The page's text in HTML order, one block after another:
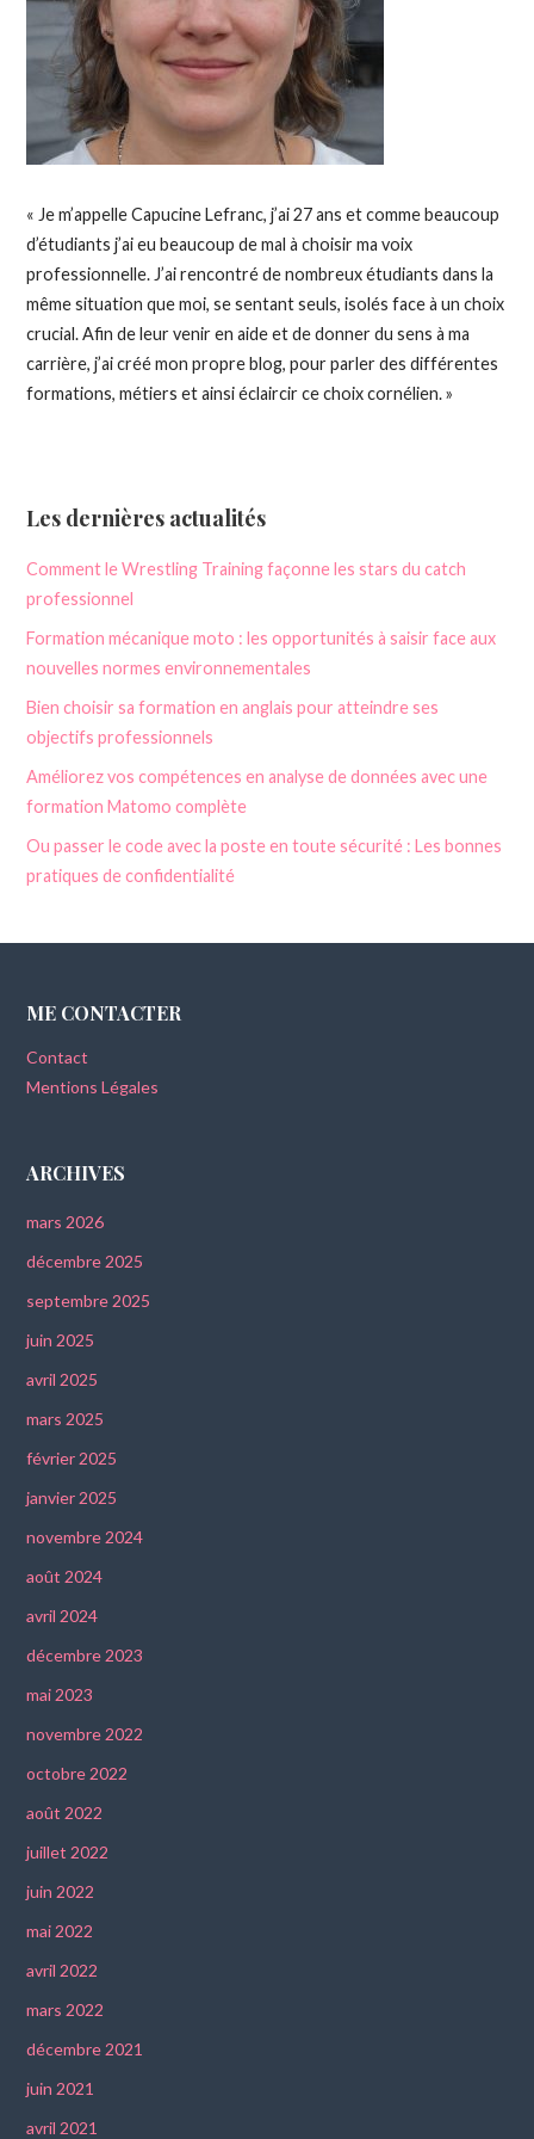
« Je m’appelle Capucine Lefranc, j’ai 27 ans et comme beaucoup
d’étudiants j’ai eu beaucoup de mal à choisir ma voix
professionnelle. J’ai rencontré de nombreux étudiants dans la
même situation que moi, se sentant seuls, isolés face à un choix
crucial.Afin de leur venir en aide et de donner du sens à ma
carrière, j’ai créé mon propre blog, pour parler des différentes
formations, métiers et ainsi éclaircir ce choix cornélien.»
Les dernières actualités
Comment le Wrestling Training façonne les stars du catch
professionnel
Formation mécanique moto : les opportunités à saisir face aux
nouvelles normes environnementales
Bien choisir sa formation en anglais pour atteindre ses
objectifs professionnels
Améliorez vos compétences en analyse de données avec une
formation Matomo complète
Ou passer le code avec la poste en toute sécurité : Les bonnes
pratiques de confidentialité
ME CONTACTER
Contact
Mentions Légales
ARCHIVES
mars 2026
décembre 2025
septembre 2025
juin 2025
avril 2025
mars 2025
février 2025
janvier 2025
novembre 2024
août 2024
avril 2024
décembre 2023
mai 2023
novembre 2022
octobre 2022
août 2022
juillet 2022
juin 2022
mai 2022
avril 2022
mars 2022
décembre 2021
juin 2021
avril 2021